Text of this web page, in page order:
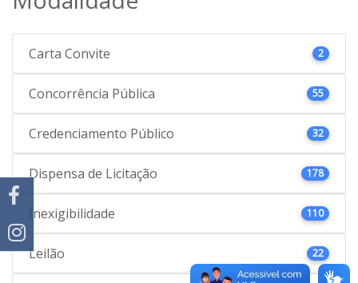
Carta Convite 2
Concorrência Pública 55
Credenciamento Público 32
Dispensa de Licitação 178
Inexigibilidade 110
Leilão 22